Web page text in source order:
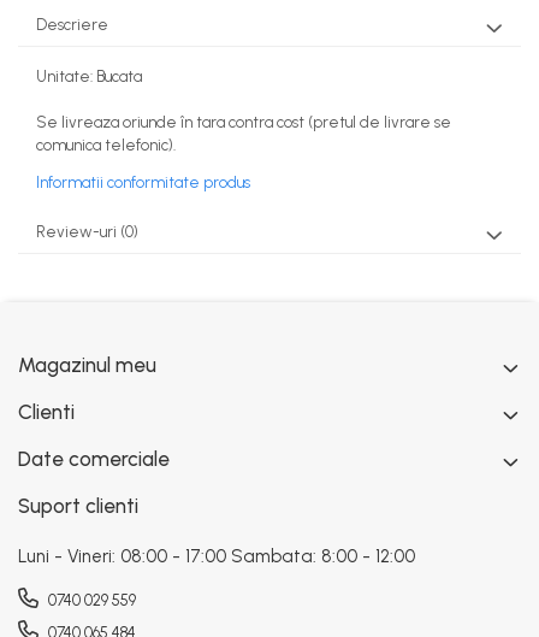
Descriere
Unitate: Bucata
Se livreaza oriunde în tara contra cost (pretul de livrare se
comunica telefonic).
Informatii conformitate produs
Review-uri (0)
Magazinul meu
Clienti
Date comerciale
Suport clienti
Luni - Vineri: 08:00 - 17:00 Sambata: 8:00 - 12:00
0740 029 559
0740 065 484